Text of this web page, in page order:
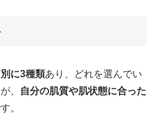
に3種類あり、どれを選んでい
、
自分の肌質や肌状態に合った
。